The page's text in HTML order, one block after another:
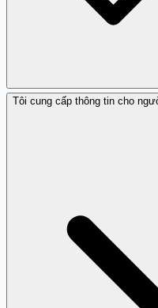
Một nhận xét báo cáo
Tôi cung cấp thông tin cho